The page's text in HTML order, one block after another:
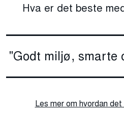
Hva er det beste
"Godt miljø, smarte
Les mer om hvordan